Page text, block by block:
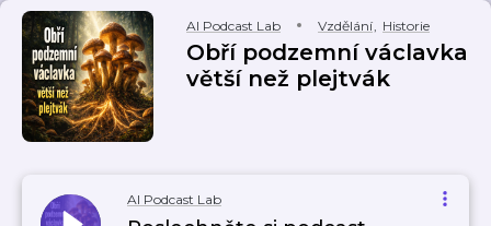
AI Podcast Lab Vzdělání, Historie
Obří podzemní václavka
větší než plejtvák
AI Podcast Lab